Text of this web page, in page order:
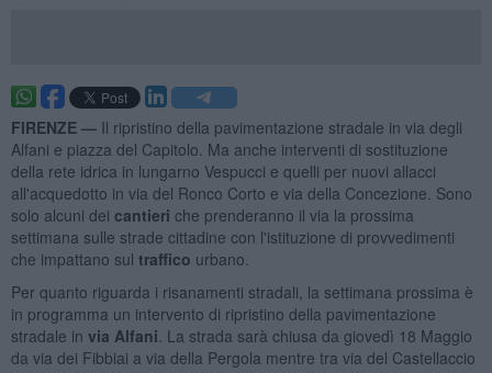
FIRENZE — Il ripristino della pavimentazione stradale in via degli
Alfani e piazza del Capitolo. Ma anche interventi di sostituzione
della rete idrica in lungarno Vespucci e quelli per nuovi allacci
all'acquedotto in via del Ronco Corto e via della Concezione. Sono
solo alcuni dei cantieri che prenderanno il via la prossima
settimana sulle strade cittadine con l'istituzione di provvedimenti
che impattano sul traffico urbano.
Per quanto riguarda i risanamenti stradali, la settimana prossima è
in programma un intervento di ripristino della pavimentazione
stradale in via Alfani . La strada sarà chiusa da giovedì 18 Maggio
da via dei Fibbiai a via della Pergola mentre tra via del Castellaccio